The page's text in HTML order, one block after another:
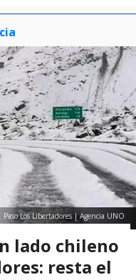
Paso Los Libertadores | Agencia UNO
lado chileno
resta el